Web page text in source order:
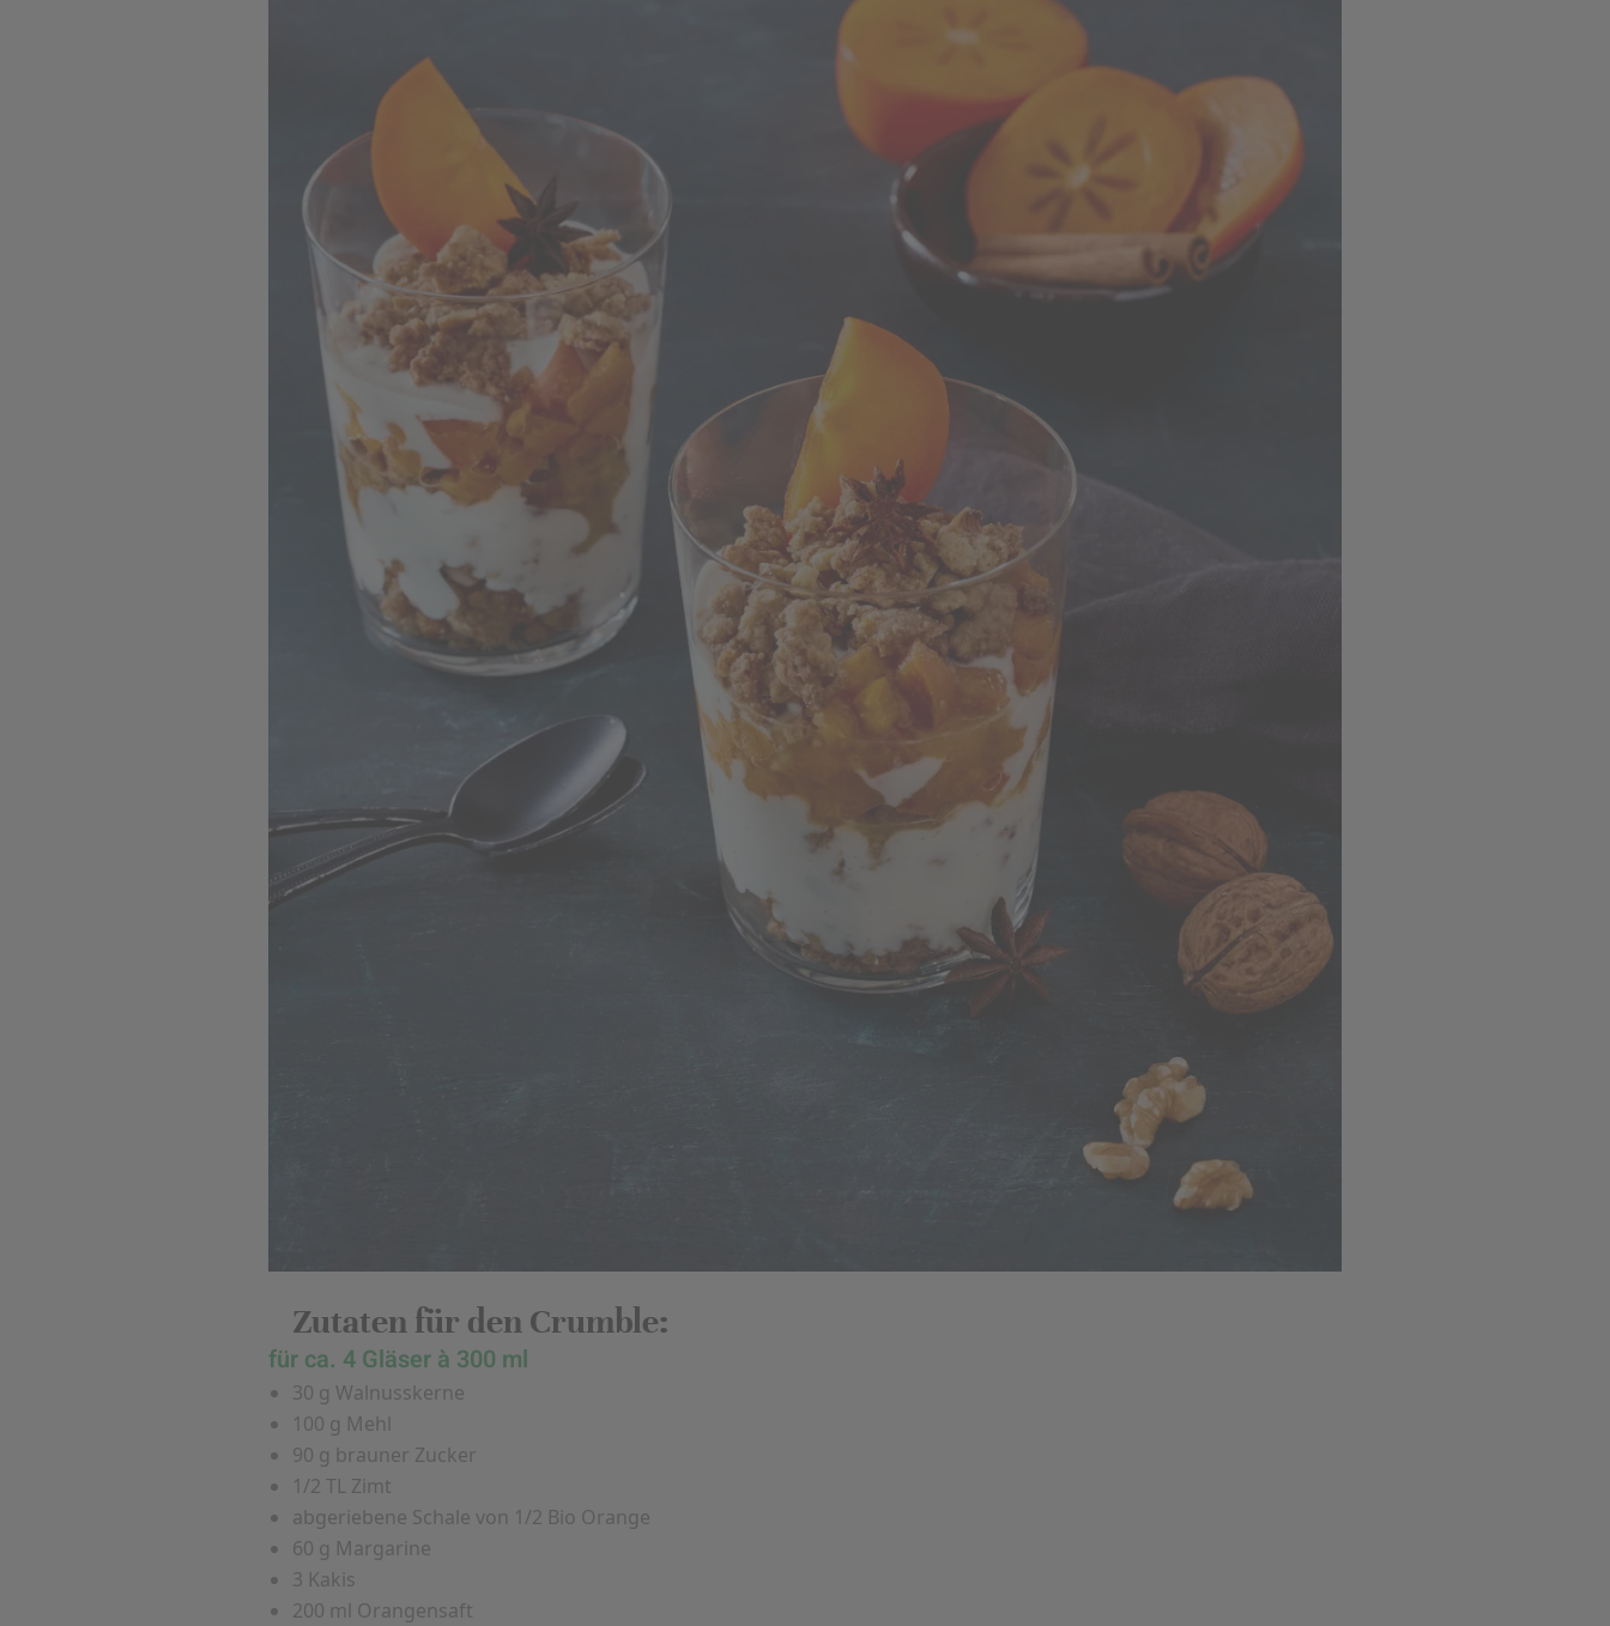
Zutaten für den Crumble:
für ca. 4 Gläser à 300 ml
30 g Walnusskerne
100 g Mehl
90 g brauner Zucker
1/2 TL Zimt
abgeriebene Schale von 1/2 Bio Orange
60 g Margarine
3 Kakis
200 ml Orangensaft